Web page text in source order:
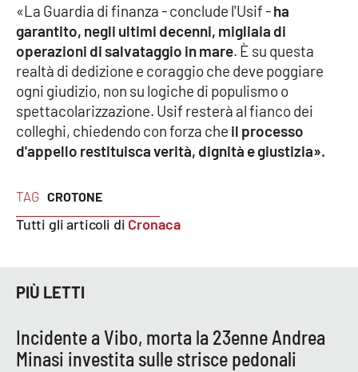
LaC OnAir
EDIZIONI
LOCALI
Catanzaro
Vibo Valentia
Cosenza
Lamezia Terme
TAG CROTONE
Tutti gli articoli di Cronaca
«La Guardia di finanza - conclude l'Usif -ha
garantito, negli ultimi decenni, migliaia di
operazioni di salvataggio in mare. È su questa
realtà di dedizione e coraggio che deve poggiare
ogni giudizio, non su logiche di populismo o
spettacolarizzazione. Usif resterà al fianco dei
colleghi, chiedendo con forza che il processo
d'appello restituisca verità, dignità e giustizia».
PIÙ LETTI
Incidente a Vibo, morta la 23enne Andrea
Minasi investita sulle strisce pedonali